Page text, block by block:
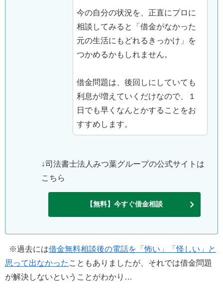
今の自分の状況を、正直にプロに
相談してみると「借金がなかった
元の生活にもどれるきっかけ」を
つかめるかもしれません。
借金問題は、後回しにしていても
利息が増えていくだけなので、１
日でも早くなんとかすることをお
すすめします。
↓司法書士法人みつ葉グループの公式サイトは
こちら
【無料】今すぐ借金相談
※過去には借金無料相談後の電話を「怖い」「怪しい」と
思って出なかった こともありましたが、それでは借金問題
が解決しないということがわかり…